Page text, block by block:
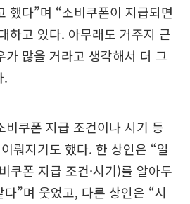
했다”며 “소비쿠폰이 지급되면
하고 있다. 아무래도 거주지 근
가 많을 거라고 생각해서 더 그
.
비쿠폰 지급 조건이나 시기 등
뤄지기도 했다. 한 상인은 “일
쿠폰 지급 조건·시기)를 알아두
”며 웃었고, 다른 상인은 “시